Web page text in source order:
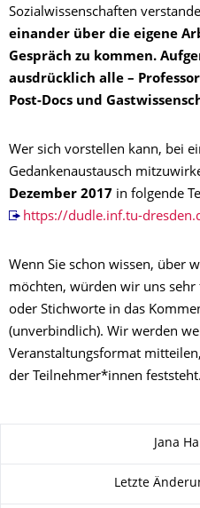
Sozialwissenschaften
einander über die eigene
Gespräch zu kommen.
ausdrücklich alle –
Post-Docs und
Wer sich vorstellen kann, bei
Gedankenaustausch
Dezember 2017 in folgende
https://dudle.inf.tu-
Wenn Sie schon wissen, über
möchten, würden wir uns sehr
oder Stichworte in das
(unverbindlich). Wir werden
Veranstaltungsformat
der Teilnehmer*innen feststeht.
Jana
Letzte